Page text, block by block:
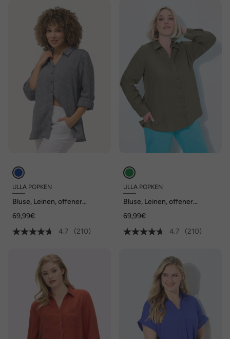
ULLA POPKEN
Bluse, Leinen, offener
69,99€
4.7
(210)
ULLA POPKEN
Bluse, Leinen, offener
69,99€
4.7
(210)